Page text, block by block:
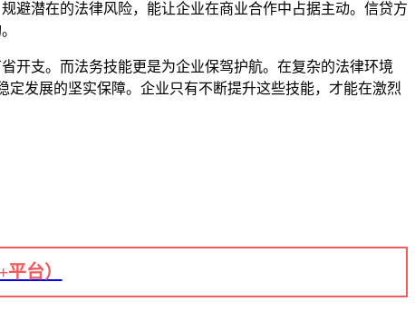
避潜在的法律风险，能让企业在商业合作中占据主动。信贷方
开支。而法务技能更是为企业保驾护航。在复杂的法律环境
发展的坚实保障。企业只有不断提升这些技能，才能在激烈
台）